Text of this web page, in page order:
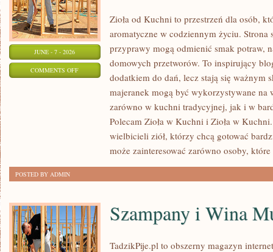
JUNE - 7 - 2026
COMMENTS OFFON
Zioła od Kuchni to przestrzeń dla osób,
aromatyczne w codziennym życiu.
przyprawy mogą odmienić smak potraw,
domowych przetworów. To inspirujący
dodatkiem do dań, lecz stają się ważnym
majeranek mogą być wykorzystywane na
zarówno w kuchni tradycyjnej, jak i w
Polecam Zioła w Kuchni i Zioła w
wielbicieli ziół, którzy chcą gotować
może zainteresować zarówno osoby,
POSTED BY ADMIN
Szampany i Wina
TadzikPije.pl to obszerny magazyn